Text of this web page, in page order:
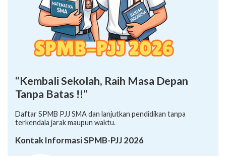
“Kembali Sekolah, Raih Masa Depan
Tanpa Batas !!”
Daftar SPMB PJJ SMA dan lanjutkan pendidikan tanpa
terkendala jarak maupun waktu.
Kontak Informasi SPMB-PJJ 2026